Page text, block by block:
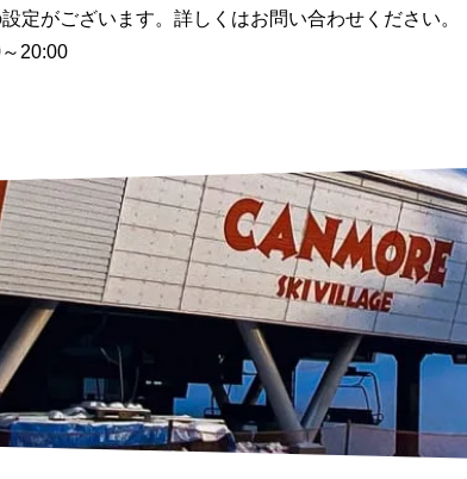
定がございます。詳しくはお問い合わせください。
20:00